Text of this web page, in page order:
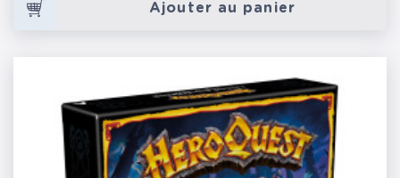
Ajouter au panier